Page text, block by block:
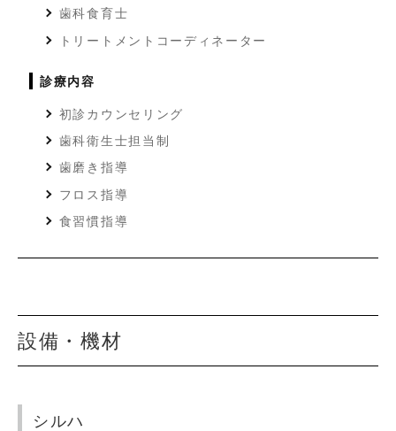
歯科食育士
トリートメントコーディネーター
診療内容
初診カウンセリング
歯科衛生士担当制
歯磨き指導
フロス指導
食習慣指導
設備・機材
シルハ